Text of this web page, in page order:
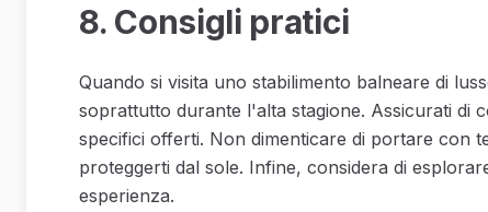
8. Consigli pratici
Quando si visita uno stabilimento balneare di
soprattutto durante l'alta stagione. Assicurati di
specifici offerti. Non dimenticare di portare con
proteggerti dal sole. Infine, considera di
esperienza.